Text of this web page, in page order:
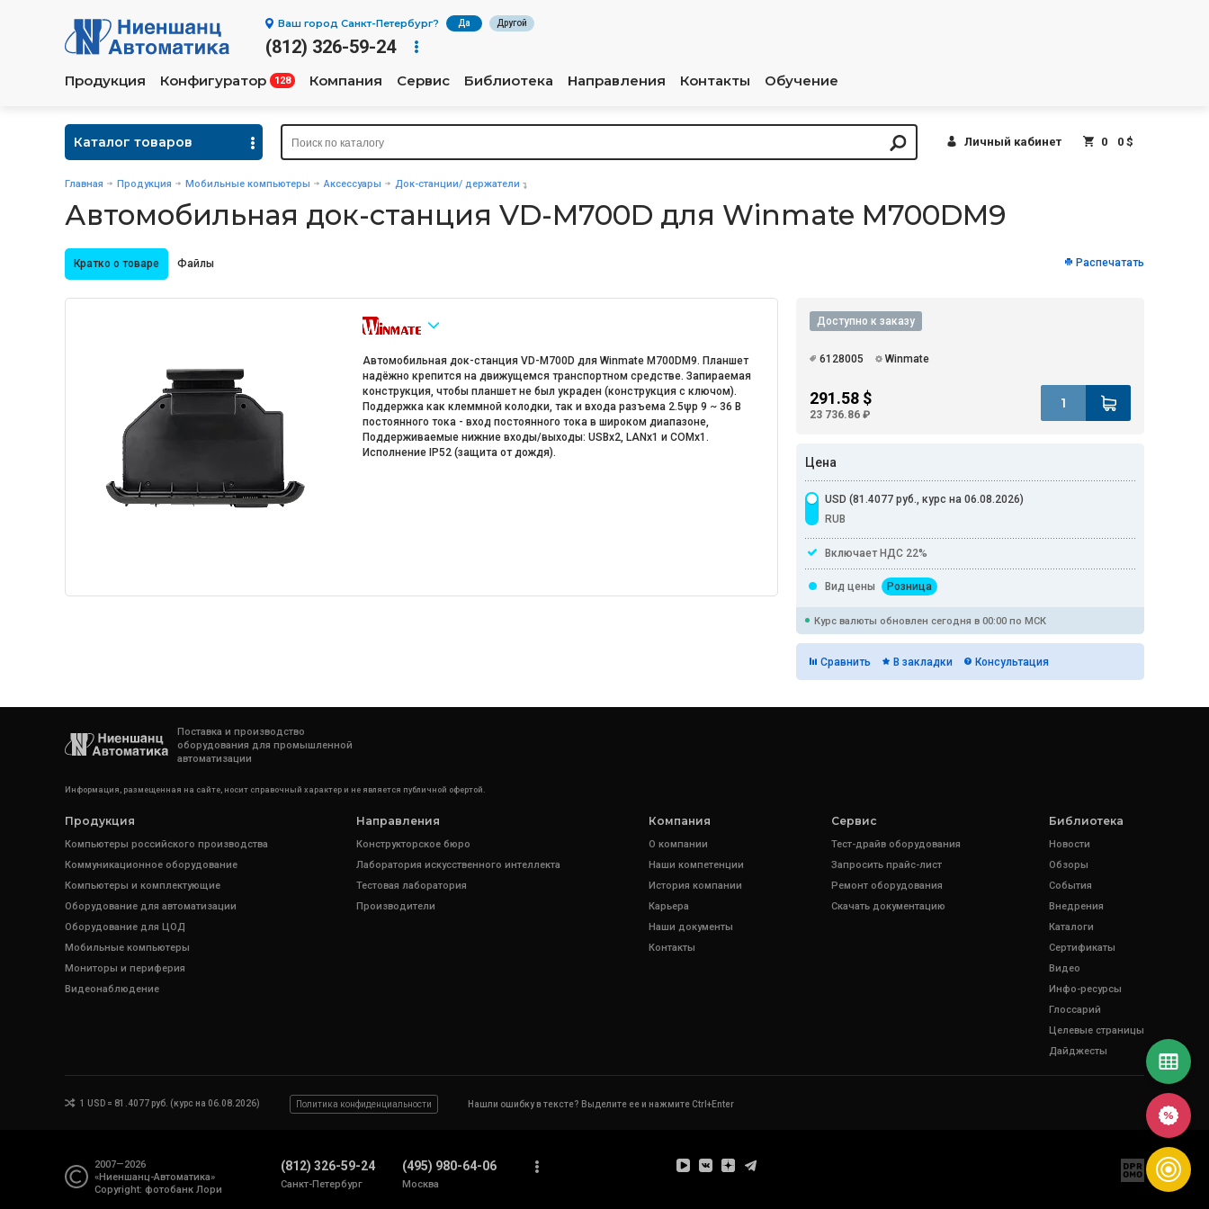
Ваш город Санкт-Петербург? Да Другой
(812) 326-59-24
Продукция Конфигуратор 128 Компания Сервис Библиотека Направления Контакты Обучение
Каталог товаров Личный кабинет 0 0 $
Главная Продукция Мобильные компьютеры Аксессуары Док-станции/ держатели
Автомобильная док-станция VD-M700D для Winmate M700DM9
Кратко о товаре Файлы Распечатать
Доступно к заказу
6128005 Winmate
291.58 $
23 736.86 ₽
Цена
USD (81.4077 руб., курс на 06.08.2026)
RUB
Включает НДС 22%
Вид цены Розница
Курс валюты обновлен сегодня в 00:00 по МСК
Сравнить В закладки Консультация
Автомобильная док-станция VD-M700D для Winmate M700DM9. Планшет
надёжно крепится на движущемся транспортном средстве. Запираемая
конструкция, чтобы планшет не был украден (конструкция с ключом).
Поддержка как клеммной колодки, так и входа разъема 2.5ψp 9 ~ 36 В
постоянного тока - вход постоянного тока в широком диапазоне,
Поддерживаемые нижние входы/выходы: USBx2, LANx1 и COMx1.
Исполнение IP52 (защита от дождя).
Поставка и производство
оборудования для промышленной
автоматизации
Информация, размещенная на сайте, носит справочный характер и не является публичной офертой.
Продукция
Компьютеры российского производства
Коммуникационное оборудование
Компьютеры и комплектующие
Оборудование для автоматизации
Оборудование для ЦОД
Мобильные компьютеры
Мониторы и периферия
Видеонаблюдение
Направления
Конструкторское бюро
Лаборатория искусственного интеллекта
Тестовая лаборатория
Производители
Компания
О компании
Наши компетенции
История компании
Карьера
Наши документы
Контакты
Сервис
Тест-драйв оборудования
Запросить прайс-лист
Ремонт оборудования
Скачать документацию
Библиотека
Новости
Обзоры
События
Внедрения
Каталоги
Сертификаты
Видео
Инфо-ресурсы
Глоссарий
Целевые страницы
Дайджесты
1 USD = 81.4077 руб. (курс на 06.08.2026) Политика конфиденциальности Нашли ошибку в тексте? Выделите ее и нажмите Ctrl+Enter
2007—2026
«Ниеншанц-Автоматика»
Copyright: фотобанк Лори
(812) 326-59-24
Санкт-Петербург
(495) 980-64-06
Москва